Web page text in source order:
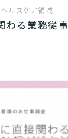
ルスケア領域
わる業務従